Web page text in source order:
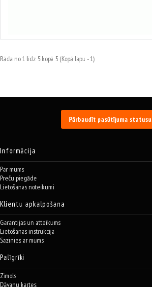
Rāda no 1 līdz 5 kopā 5 (Kopā lapu - 1)
Pārbaudīt pasūtījuma statusu
Informācija
Par mums
Preču piegāde
Lietošanas noteikumi
Klientu apkalpošana
Garantijas un atteikums
Lietošanas instrukcija
Sazinies ar mums
Palīgrīki
Zīmols
Dāvanu kartes